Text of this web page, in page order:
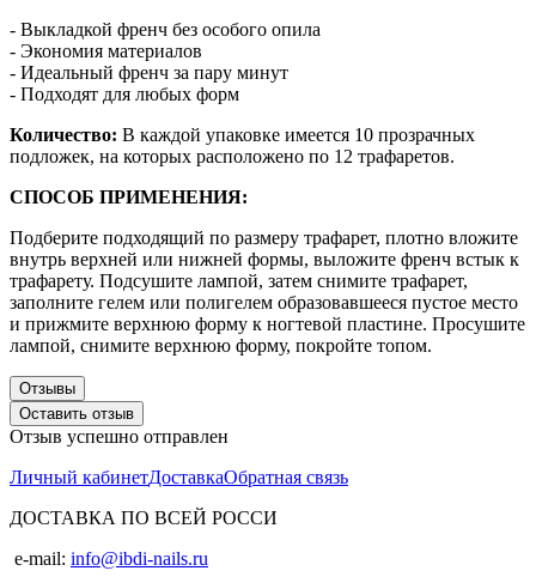
- Выкладкой френч без особого опила
- Экономия материалов
- Идеальный френч за пару минут
- Подходят для любых форм
Количество: В каждой упаковке имеется 10 прозрачных
подложек, на которых расположено по 12 трафаретов.
СПОСОБ ПРИМЕНЕНИЯ:
Подберите подходящий по размеру трафарет, плотно вложите
внутрь верхней или нижней формы, выложите френч встык к
трафарету. Подсушите лампой, затем снимите трафарет,
заполните гелем или полигелем образовавшееся пустое место
и прижмите верхнюю форму к ногтевой пластине. Просушите
лампой, снимите верхнюю форму, покройте топом.
Отзывы
Оставить отзыв
Отзыв успешно отправлен
Личный кабинетДоставкаОбратная связь
ДОСТАВКА ПО ВСЕЙ РОССИ
e-mail: info@ibdi-nails.ru